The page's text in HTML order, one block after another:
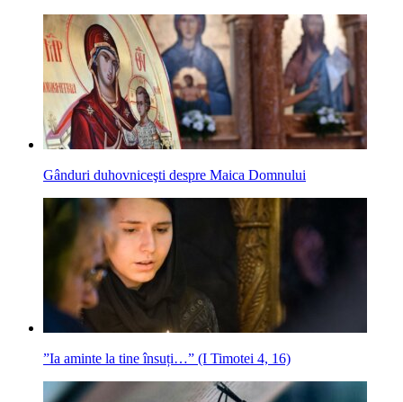
Gânduri duhovniceşti despre Maica Domnului
”Ia aminte la tine însuți…” (I Timotei 4, 16)